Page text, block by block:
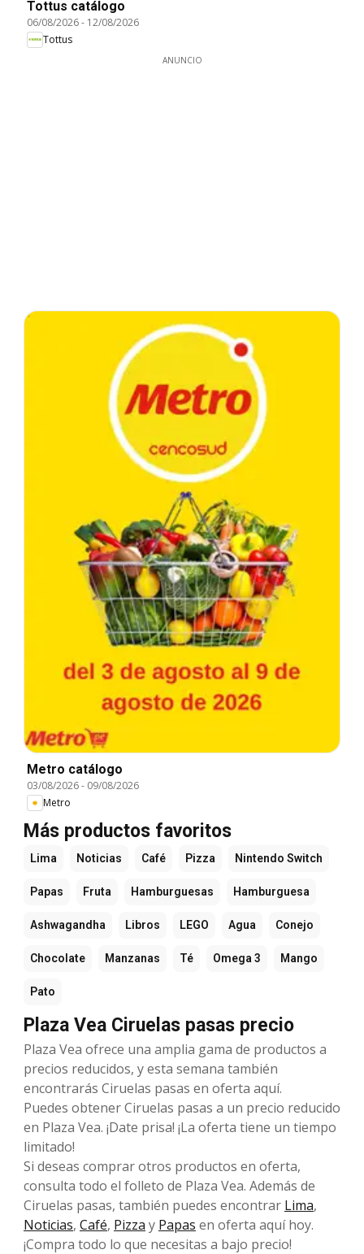
Tottus catálogo
06/08/2026- 12/08/2026
Tottus
ANUNCIO
Metro catálogo
03/08/2026- 09/08/2026
Metro
Más productos favoritos
Lima Noticias Café Pizza Nintendo Switch
Papas Fruta Hamburguesas Hamburguesa
Ashwagandha Libros LEGO Agua Conejo
Chocolate Manzanas Té Omega 3 Mango
Pato
Plaza Vea Ciruelas pasas precio
Plaza Vea ofrece una amplia gama de productos a
precios reducidos, y esta semana también
encontrarás Ciruelas pasas en oferta aquí.
Puedes obtener Ciruelas pasas a un precio reducido
en Plaza Vea. ¡Date prisa! ¡La oferta tiene un tiempo
limitado!
Si deseas comprar otros productos en oferta,
consulta todo el folleto de Plaza Vea. Además de
Ciruelas pasas, también puedes encontrar Lima,
Noticias, Café, Pizza y Papas en oferta aquí hoy.
¡Compra todo lo que necesitas a bajo precio!